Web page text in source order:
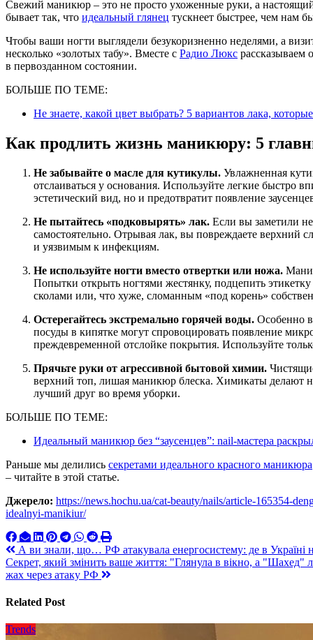
Свежий маникюр – это не просто ухоженные руки, а настоящий заряд уверенности в кончиках пальцев. Однако часто
бывает так, что идеальный глянец тускнеет быстрее, чем нам
Чтобы ваши ногти выглядели безукоризненно неделями, а
несколько «золотых табу». Вместе с Радио Люкс рассказываем
в первозданном состоянии.
БОЛЬШЕ ПО ТЕМЕ:
Не знаете, какой цвет выбрать? 5 вариантов лака,
Как продлить жизнь маникюру: 5
Не забывайте о масле для кутикулы. Увлажненная
отслаиваться у основания. Используйте легкие быстро
эстетический вид, но и предотвратит появление
Не пытайтесь «подковырять» лак. Если вы заметили
самостоятельно. Отрывая лак, вы повреждаете верхний
и уязвимым к инфекциям.
Не используйте ногти вместо отвертки или ножа.
Попытки открыть ногтями жестянку, подцепить
сколами или, что хуже, сломанным «под корень»
Остерегайтесь экстремально горячей воды. Особенно
посуды в кипятке могут спровоцировать появление
преждевременной отслойке покрытия. Используйте
Прячьте руки от агрессивной бытовой химии.
верхний топ, лишая маникюр блеска. Химикаты делают
лучший друг во время уборки.
БОЛЬШЕ ПО ТЕМЕ:
Идеальный маникюр без “заусенцев”: nail-мастера
Раньше мы делились секретами идеального красного маникюра
– читайте в этой статье.
Джерело: https://news.hochu.ua/cat-beauty/nails/article-165354-
idealnyi-manikiur/
Навигация
по
А ви знали, що… РФ атакувала енергосистему: де в Україні
Секрет, який змінить ваше життя: "Глянула в вікно, а "Шахед"
жах через атаку РФ
Related Post
Trends